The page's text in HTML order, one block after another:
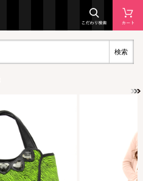
検索